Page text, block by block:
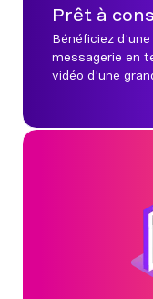
Prêt à
Bénéficiez
messagerie en
vidéo d'une